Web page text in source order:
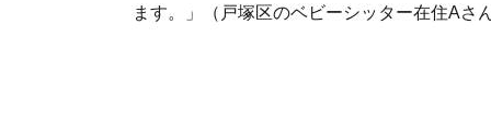
ます。」（戸塚区のベビーシッター在住Aさ